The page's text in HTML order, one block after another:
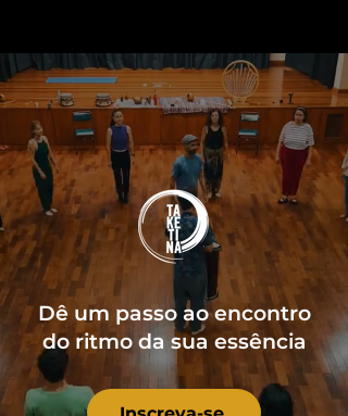
Dê um passo ao encontro
do ritmo da sua essência